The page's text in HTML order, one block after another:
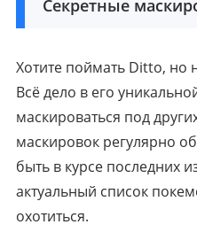
Секретные
Хотите поймать Ditto, но
Всё дело в его
маскироваться под
маскировок регулярно
быть в курсе последних
актуальный список
охотиться.